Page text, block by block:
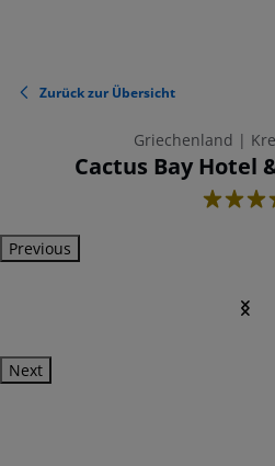
Zurück zur Übersicht
Griechenland |
Cactus Bay Hotel
4
Previous
Next